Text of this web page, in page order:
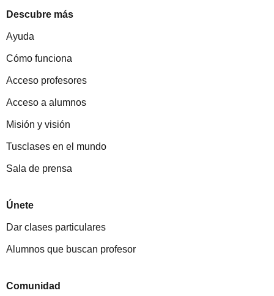
Descubre más
Ayuda
Cómo funciona
Acceso profesores
Acceso a alumnos
Misión y visión
Tusclases en el mundo
Sala de prensa
Únete
Dar clases particulares
Alumnos que buscan profesor
Comunidad